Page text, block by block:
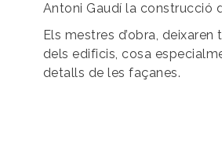
Antoni Gaudí la construcció
Els mestres d’obra,
dels edificis, cosa
detalls de les façanes.